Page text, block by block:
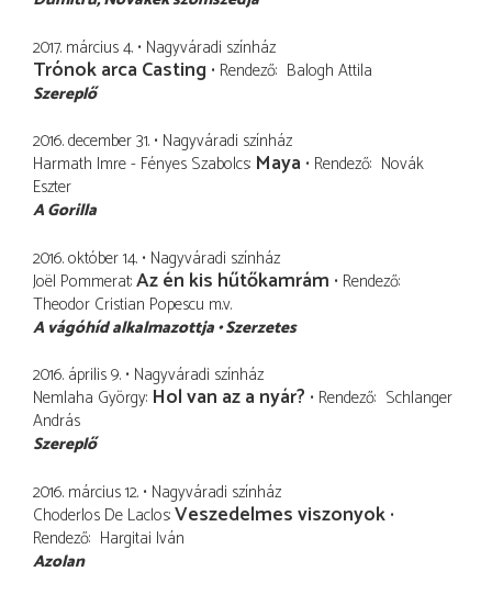
2017. március 4. Nagyváradi színház
Trónok arca Casting Rendező Balogh Attila
Szereplő
2016. december 31. Nagyváradi színház
Harmath Imre - Fényes Szabolcs Maya Rendező Novák
Eszter
A Gorilla
2016. október 14. Nagyváradi színház
Joël Pommerat Az én kis hűtőkamrám Rendező
Theodor Cristian Popescu m.v.
A vágóhíd alkalmazottja Szerzetes
2016. április 9. Nagyváradi színház
Nemlaha György Hol van az a nyár? Rendező Schlanger
András
Szereplő
2016. március 12. Nagyváradi színház
Choderlos De Laclos Veszedelmes viszonyok
Rendező Hargitai Iván
Azolan